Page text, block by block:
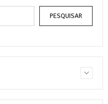
PESQUISAR